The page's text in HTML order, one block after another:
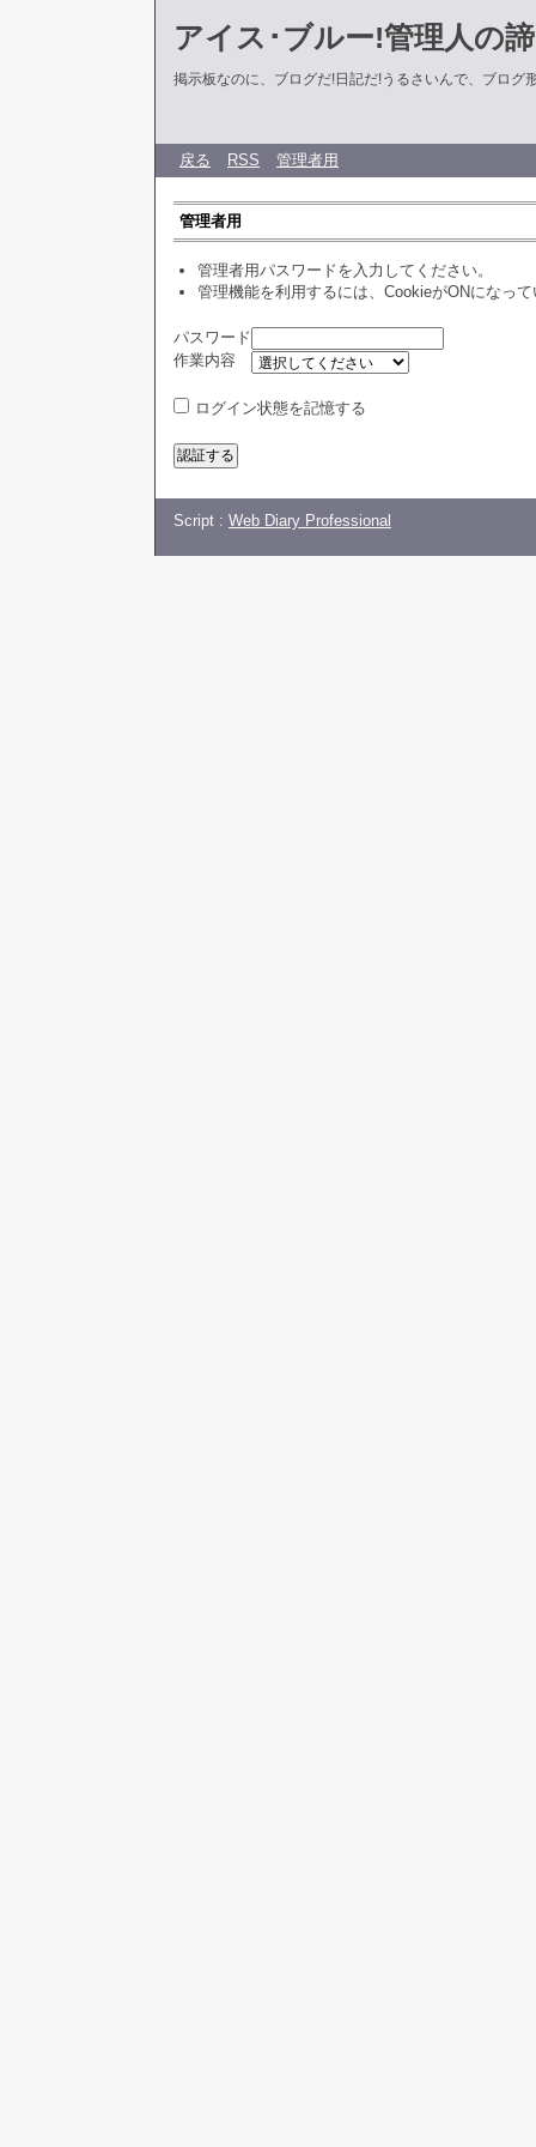
アイス･ブルー!管理人の
掲示板なのに、ブログだ!日記だ!うるさいんで、ブログ
戻る RSS 管理者用
管理者用
管理者用パスワードを入力してください。
管理機能を利用するには、CookieがONになっ
パスワード
作業内容
ログイン状態を記憶する
Script : Web Diary Professional